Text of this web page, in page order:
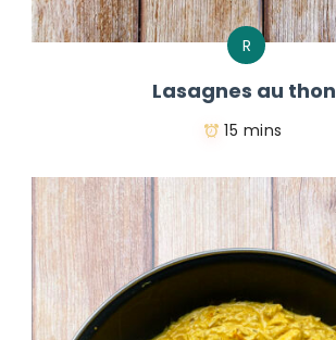
R
Lasagnes au thon
15 mins